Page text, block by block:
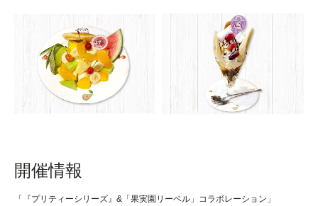
開催情報
「『プリティーシリーズ』&「果実園リーベル」コラボレーション」